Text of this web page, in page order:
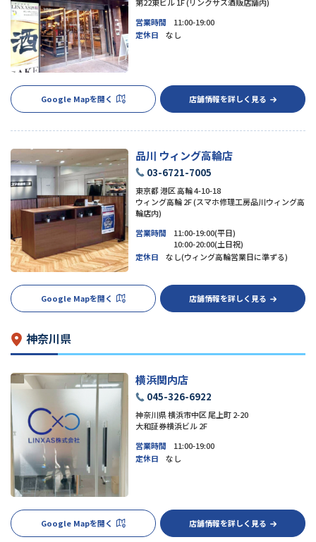
営業時間
11:00-19:00
定休日
なし
Google Mapを開く 店舗情報を詳しく見る
品川 ウィング高輪店
03-6721-7005
東京都 港区 高輪 4-10-18
ウィング高輪 2F (スマホ修理工房品川ウィング高
輪店内)
営業時間
11:00-19:00(平日)
10:00-20:00(土日祝)
定休日
なし(ウィング高輪営業日に準ずる)
Google Mapを開く 店舗情報を詳しく見る
神奈川県
横浜関内店
045-326-6922
神奈川県 横浜市中区 尾上町 2-20
大和証券横浜ビル 2F
営業時間
11:00-19:00
定休日
なし
Google Mapを開く 店舗情報を詳しく見る